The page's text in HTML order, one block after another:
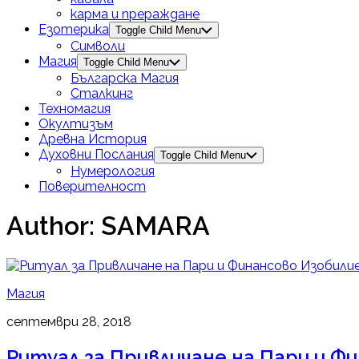
карма и прераждане
Езотерика Toggle Child Menu
Символи
Магия Toggle Child Menu
Българска Магия
Сталкинг
Техномагия
Окултизъм
Древна История
Духовни Послания Toggle Child Menu
Нумерология
Поверителност
Author: SAMARA
Магия
септември 28, 2018